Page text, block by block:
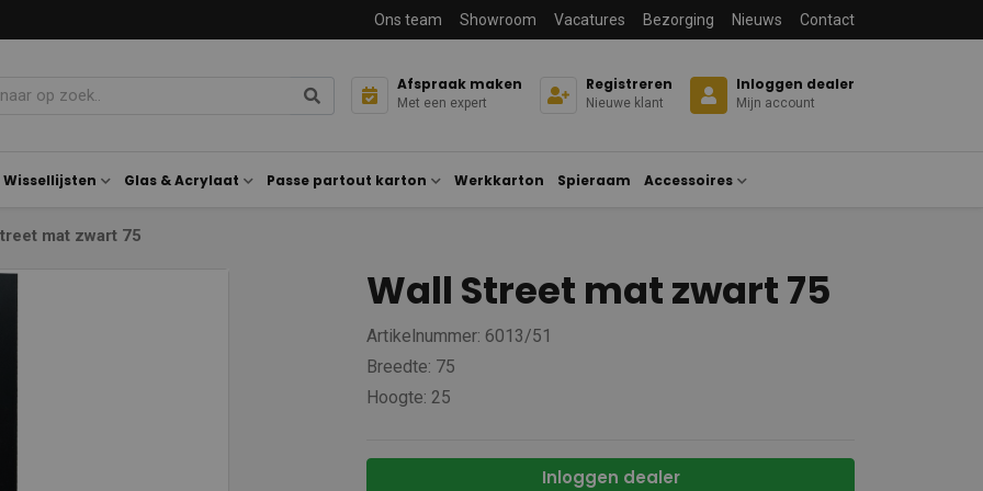
Ons team Showroom Vacatures Bezorging Nieuws Contact
Afspraak maken
Met een expert
Registreren
Nieuwe klant
Inloggen dealer
Mijn account
Wissellijsten Glas & Acrylaat Passe partout karton Werkkarton Spieraam Accessoires
mat zwart 75
Wall Street mat zwart 75
Artikelnummer: 6013/51
Breedte: 75
Hoogte: 25
Inloggen dealer